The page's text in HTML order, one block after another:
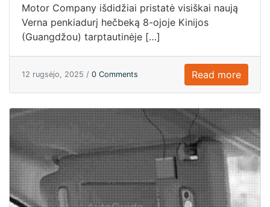
Motor Company išdidžiai pristatė visiškai naują
Verna penkiadurį hečbeką 8-ojoje Kinijos
(Guangdžou) tarptautinėje […]
12 rugsėjo, 2025 / 0 Comments Read more